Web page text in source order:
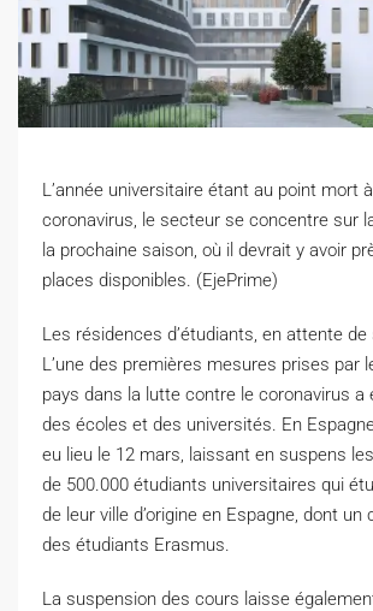
L’année universitaire étant au point mort
coronavirus, le secteur se concentre sur
la prochaine saison, où il devrait y avoir
places disponibles. (EjePrime)
L es résidences d’étudiants, en attente de
L’une des premières mesures prises par
pays dans la lutte contre le coronavirus a
des écoles et des universités. En
eu lieu le 12 mars, laissant en suspens
de 500.000 étudiants universitaires qui
de leur ville d’origine en Espagne, dont
des étudiants Erasmus.
La suspension des cours laisse